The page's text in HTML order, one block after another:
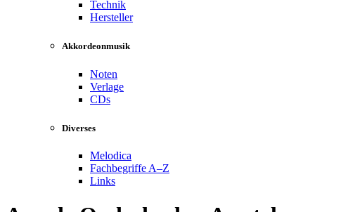
Technik
Hersteller
Akkordeonmusik
Noten
Verlage
CDs
Diverses
Melodica
Fachbegriffe A–Z
Links